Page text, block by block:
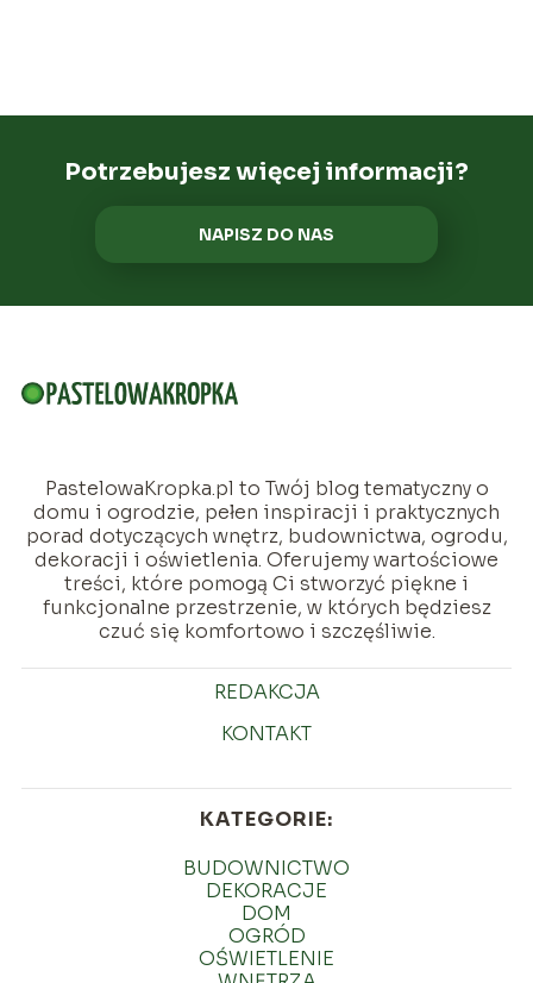
Potrzebujesz więcej informacji?
NAPISZ DO NAS
PastelowaKropka.pl to Twój blog tematyczny o
domu i ogrodzie, pełen inspiracji i praktycznych
porad dotyczących wnętrz, budownictwa, ogrodu,
dekoracji i oświetlenia. Oferujemy wartościowe
treści, które pomogą Ci stworzyć piękne i
funkcjonalne przestrzenie, w których będziesz
czuć się komfortowo i szczęśliwie.
REDAKCJA
KONTAKT
KATEGORIE:
BUDOWNICTWO
DEKORACJE
DOM
OGRÓD
OŚWIETLENIE